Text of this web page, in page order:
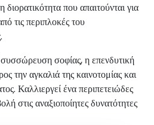
που απαιτούνται για
τις περιπλοκές του
σοφίας, η επενδυτική
την αγκαλιά της καινοτομίας και
Καλλιεργεί ένα περιπετειώδες
στις αναξιοποίητες δυνατότητες